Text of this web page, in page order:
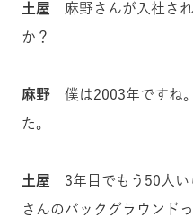
土屋 麻野さんが入社さ
か？
麻野 僕は2003年ですね
た。
土屋 3年目でもう50人い
さんのバックグラウンド